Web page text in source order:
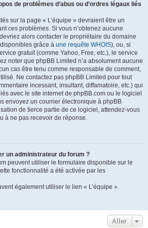
de problèmes d’abus ou d’ordres légaux liés
sur la page « L’équipe » devraient être un
ces problèmes. Si vous n’obtenez aucune
alors contacter le propriétaire du domaine
grâce à une requête WHOIS), ou, si
gratuit (comme Yahoo, Free, etc.), le service
noter que phpBB Limited n’a absolument aucune
cas être tenu comme responsable de comment,
Ne contactez pas phpBB Limited pour tout
incessant, insultant, diffamatoire, etc.) qui
avec le site internet de phpBB.com ou le logiciel
envoyez un courrier électronique à phpBB
de tierce partie de ce logiciel, attendez-vous
à ne pas recevoir de réponse.
un administrateur du forum ?
peuvent utiliser le formulaire disponible sur le
fonctionnalité a été activée par les
également utiliser le lien « L’équipe ».
Aller